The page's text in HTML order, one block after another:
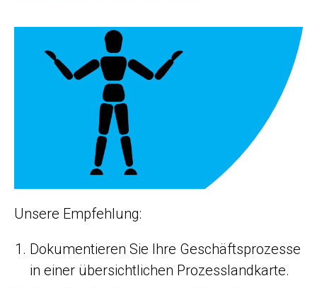
Unsere Empfehlung:
Dokumentieren Sie Ihre Geschäftsprozesse
in einer übersichtlichen Prozesslandkarte.